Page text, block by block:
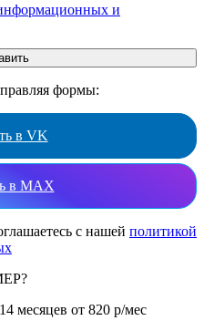
и
формы:
в VK
в MAX
с нашей политикой
месяцев от 820 р/мес